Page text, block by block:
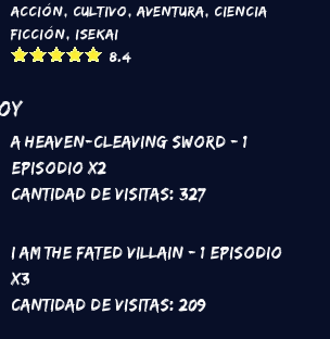
Acción, Cultivo,Aventura, Ciencia
Ficción, Isekai
8.4
A Heaven-Cleaving Sword - 1
Episodio x2
Cantidad de Visitas: 327
I Am The Fated Villain - 1 Episodio
x3
Cantidad de Visitas: 209